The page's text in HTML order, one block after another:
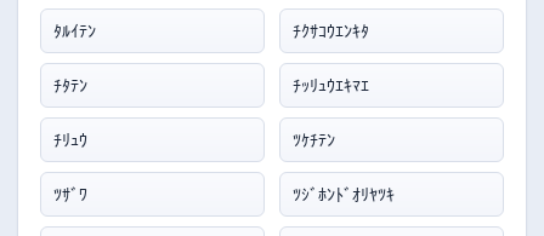
ﾀﾙｲﾃﾝ ﾁｸｻｺｳｴﾝｷﾀ
ﾁﾀﾃﾝ ﾁｯﾘｭｳｴｷﾏｴ
ﾁﾘｭｳ ﾂｹﾁﾃﾝ
ﾂｻﾞﾜ ﾂｼﾞﾎﾝﾄﾞｵﾘﾔﾂｷ